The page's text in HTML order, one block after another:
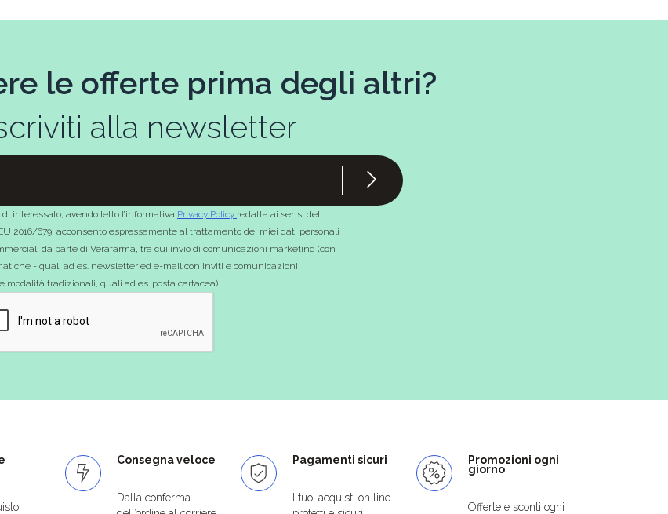
le offerte prima degli altri?
alla newsletter
interessato, avendo letto l’informativa Privacy Policy redatta ai sensi del
2016/679, acconsento espressamente al trattamento dei miei dati personali
da parte di Verafarma, tra cui invio di comunicazioni marketing (con
- quali ad es. newsletter ed e-mail con inviti e comunicazioni
modalità tradizionali, quali ad es. posta cartacea)
Consegna veloce
Dalla conferma
Pagamenti sicuri
I tuoi acquisti on line
Promozioni ogni
giorno
Offerte e sconti ogni